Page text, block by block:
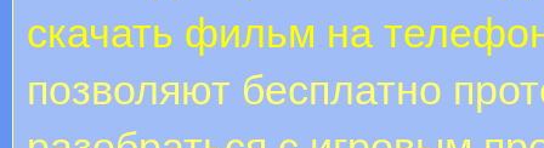
скачать фильм на
позволяют бесплатно